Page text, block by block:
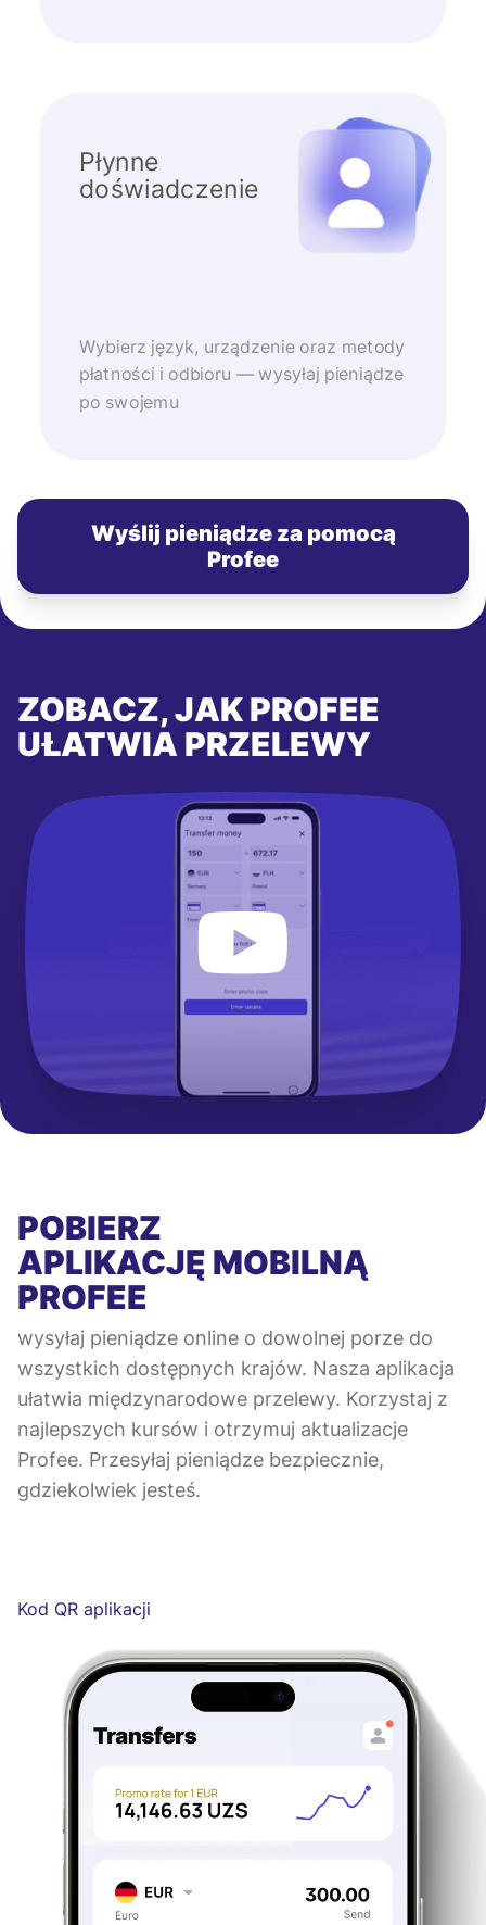
Płynne
doświadczenie
Wybierz język, urządzenie oraz metody
płatności i odbioru — wysyłaj pieniądze
po swojemu
Wyślij pieniądze za pomocą
Profee
ZOBACZ, JAK PROFEE
UŁATWIA PRZELEWY
POBIERZ
APLIKACJĘ MOBILNĄ
PROFEE
wysyłaj pieniądze online o dowolnej porze do
wszystkich dostępnych krajów. Nasza aplikacja
ułatwia międzynarodowe przelewy. Korzystaj z
najlepszych kursów i otrzymuj aktualizacje
Profee. Przesyłaj pieniądze bezpiecznie,
gdziekolwiek jesteś.
Kod QR aplikacji